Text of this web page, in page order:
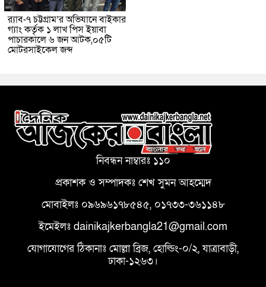
র‌্যাব-৭ চট্টগ্রাম’র অভিযানে বাইকার
গ্যাং কর্তৃক ১ লাখ পিস ইয়াবা
পাচারকালে ৬ জন আটক,০৫টি
মোটরসাইকেল জব্দ
নিবন্ধন নাম্বারঃ ১১০
প্রকাশক ও সম্পাদকঃ শেখ সুমন আহম্মেদ
মোবাইলঃ ০৯৬৯৬১৭৮৫৪৫, ০১৭৩৩-৩৬১১৪৮
ইমেইলঃ dainikajkerbangla21@gmail.com
যোগাযোগের ঠিকানাঃ মোল্লা ব্রিজ, হোল্ডিং-০/২, যাত্রাবাড়ী,
ঢাকা-১২৬৩।